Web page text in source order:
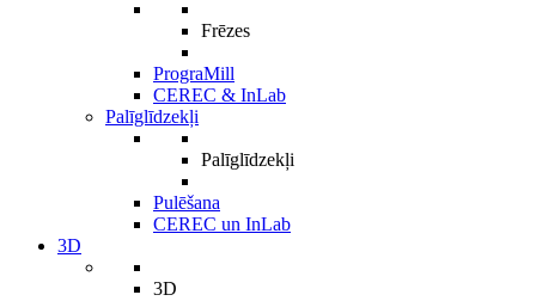
Frēzes
PrograMill
CEREC & InLab
Palīglīdzekļi
Palīglīdzekļi
Pulēšana
CEREC un InLab
3D
3D